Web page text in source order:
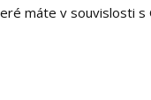
máte v souvislosti s